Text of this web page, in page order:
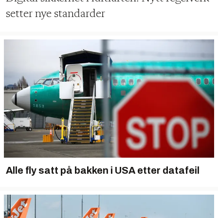
setter nye standarder
Alle fly satt på bakken i USA etter datafeil